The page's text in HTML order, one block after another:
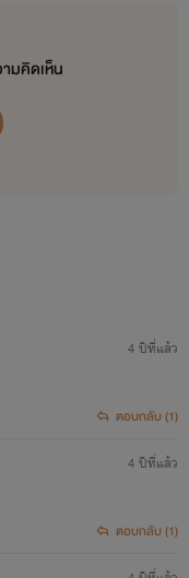
มคิดเห็น
4 ปีที่แล้ว
ตอบกลับ (1)
4 ปีที่แล้ว
ตอบกลับ (1)